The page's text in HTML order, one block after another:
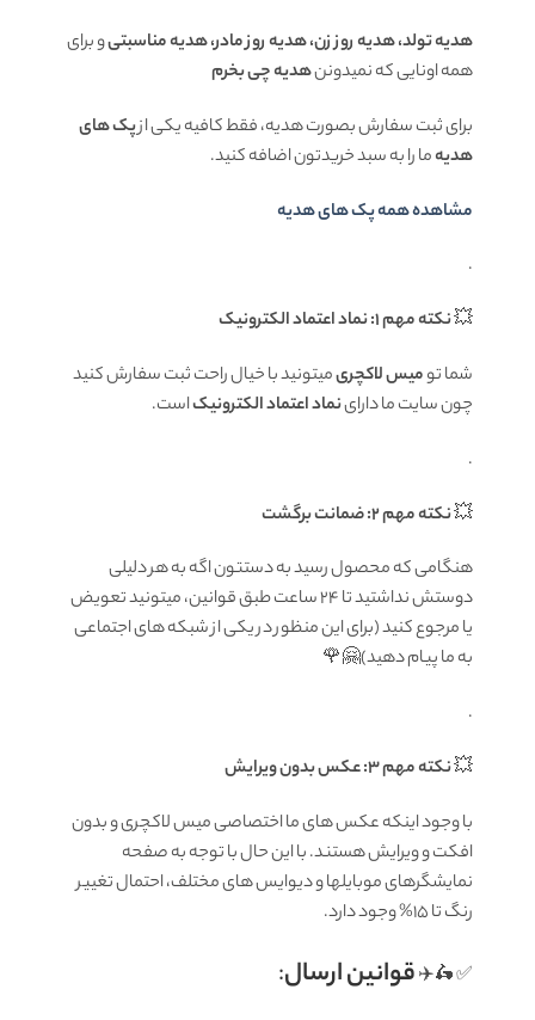
هدیه تولد، هدیه روز زن، هدیه روز مادر، هدیه مناسبتیو برای
همه اونایی که نمیدوننهدیه چی بخرم
برای ثبت سفارش بصورت هدیه، فقط کافیه یکی ازپک های
هدیهما را به سبد خریدتون اضافه کنید.
مشاهده همه پک های هدیه
.
💥نکته مهم 1: نماد اعتماد الکترونیک
شما تومیس لاکچریمیتونید با خیال راحت ثبت سفارش کنید
چون سایت ما داراینماد اعتماد الکترونیکاست.
.
💥نکته مهم 2: ضمانت برگشت
هنگامی که محصول رسید به دستتون اگه به هر دلیلی
دوستش نداشتید تا ۲۴ ساعت طبق قوانین، میتونید تعویض
یا مرجوع کنید (برای این منظور در یکی از شبکه های اجتماعی
به ما پیام دهید)🤗🌹
.
💥نکته مهم 3: عکس بدون ویرایش
با وجود اینکه عکس های ما اختصاصی میس لاکچری و بدون
افکت و ویرایش هستند. با این حال با توجه به صفحه
نمایشگرهای موبایلها و دیوایس های مختلف، احتمال تغییر
رنگ تا 15% وجود دارد.
✅ 🛵✈️قوانين ارسال: